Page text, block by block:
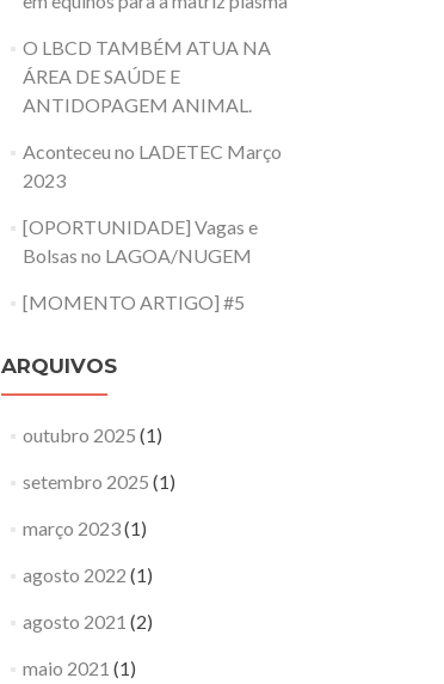
O LBCD TAMBÉM ATUA NA
ÁREA DE SAÚDE E
ANTIDOPAGEM ANIMAL.
Aconteceu no LADETEC Março
2023
[OPORTUNIDADE] Vagas e
Bolsas no LAGOA/NUGEM
[MOMENTO ARTIGO] #5
ARQUIVOS
outubro 2025 (1)
setembro 2025 (1)
março 2023(1)
agosto 2022 (1)
agosto 2021 (2)
maio 2021 (1)